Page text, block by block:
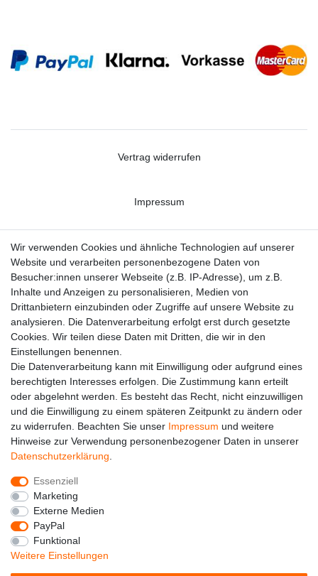
Vertrag widerrufen
Impressum
Datenschutzerklärung
Kontakt
Alle auf dieser Webseite dargestellten Produkte und
Produktinformationen dienen ausschließlich der
allgemeinen Information. Es wird darauf hingewiesen, dass
Abweichungen zwischen den auf der Webseite
dargestellten Produkten und den tatsächlich gelieferten
Modellen möglich sind.
Die auf der Webseite gezeigten Abbildungen,
Spezifikationen und Beschreibungen können Änderungen
Wir verwenden Cookies und ähnliche Technologien auf unserer
Website und verarbeiten personenbezogene Daten von
Besucher:innen unserer Webseite (z.B. IP-Adresse), um z.B.
Inhalte und Anzeigen zu personalisieren, Medien von
Drittanbietern einzubinden oder Zugriffe auf unsere Website zu
analysieren. Die Datenverarbeitung erfolgt erst durch gesetzte
Cookies. Wir teilen diese Daten mit Dritten, die wir in den
Einstellungen benennen.
Die Datenverarbeitung kann mit Einwilligung oder aufgrund eines
berechtigten Interesses erfolgen. Die Zustimmung kann erteilt
oder abgelehnt werden. Es besteht das Recht, nicht einzuwilligen
und die Einwilligung zu einem späteren Zeitpunkt zu ändern oder
zu widerrufen. Beachten Sie unser Impressum und weitere
Hinweise zur Verwendung personenbezogener Daten in unserer
Daten­schutz­erklärung
Essenziell
Marketing
Externe Medien
PayPal
Funktional
Weitere Einstellungen